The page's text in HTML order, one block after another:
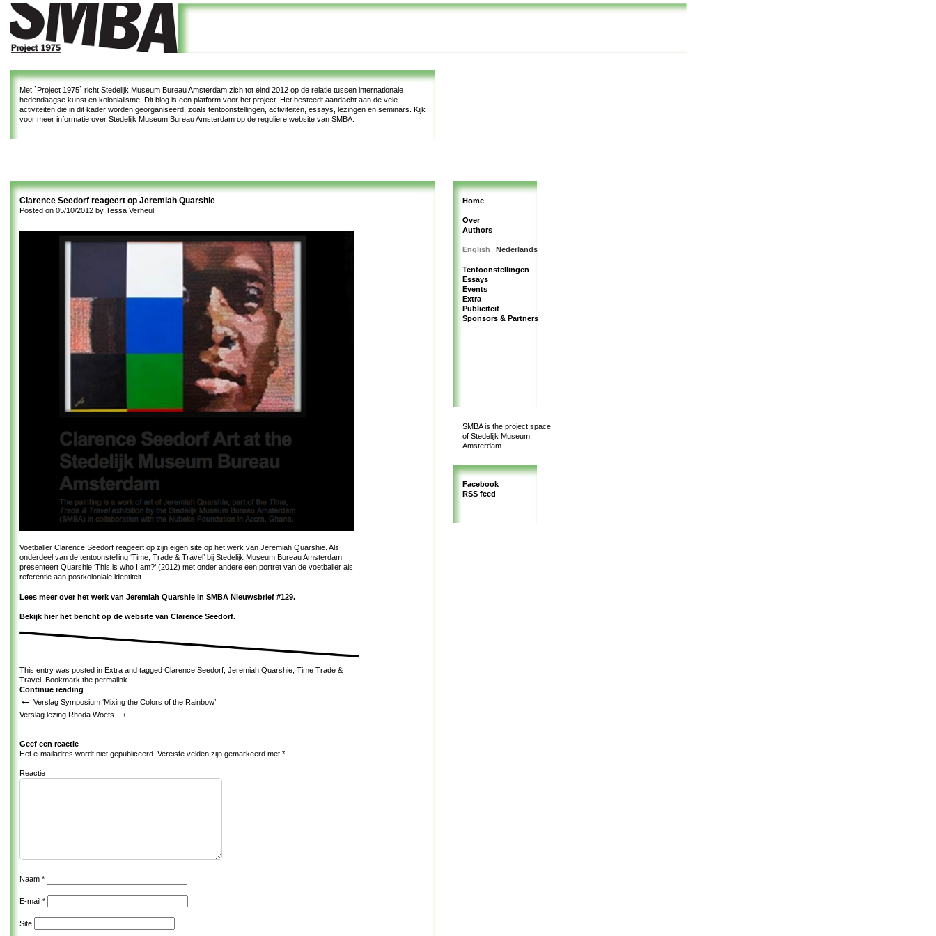
Met `Project 1975` richt Stedelijk Museum Bureau Amsterdam zich tot eind 2012 op de relatie tussen internationale
hedendaagse kunst en kolonialisme. Dit blog is een platform voor het project. Het besteedt aandacht aan de vele
activiteiten die in dit kader worden georganiseerd, zoals tentoonstellingen, activiteiten, essays, lezingen en seminars. Kijk
voor meer informatie over Stedelijk Museum Bureau Amsterdam op de reguliere website van SMBA.
Clarence Seedorf reageert op Jeremiah Quarshie
Posted on 05/10/2012 by Tessa Verheul
Voetballer Clarence Seedorf reageert op zijn eigen site op het werk van Jeremiah Quarshie. Als
onderdeel van de tentoonstelling ‘Time, Trade & Travel’ bij Stedelijk Museum Bureau Amsterdam
presenteert Quarshie ‘This is who I am?’ (2012) met onder andere een portret van de voetballer als
referentie aan postkoloniale identiteit.
Lees meer over het werk van Jeremiah Quarshie in SMBA Nieuwsbrief #129.
Bekijk hier het bericht op de website van Clarence Seedorf.
This entry was posted in Extra and tagged Clarence Seedorf Jeremiah Quarshie Time Trade &
Travel . Bookmark the permalink
Continue reading
← Verslag Symposium ‘Mixing the Colors of the Rainbow’
Verslag lezing Rhoda Woets →
Geef een reactie
Het e-mailadres wordt niet gepubliceerd. Vereiste velden zijn gemarkeerd met *
Reactie
Naam *
E-mail *
Site
Home
Over
Authors
English Nederlands
Tentoonstellingen
Essays
Events
Extra
Publiciteit
Sponsors & Partners
SMBA is the project space
of Stedelijk Museum
Amsterdam
Facebook
RSS feed